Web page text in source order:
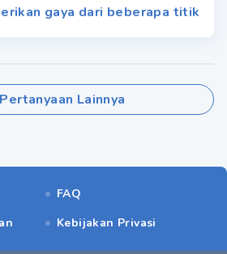
gaya dari beberapa titik
Lainnya
FAQ
Kebijakan Privasi